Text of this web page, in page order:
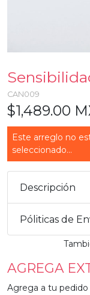
CAN009
$1,489.00
Este arreglo no
seleccionado...
Descripción
Póliticas de
AGREGA
Agrega a tu